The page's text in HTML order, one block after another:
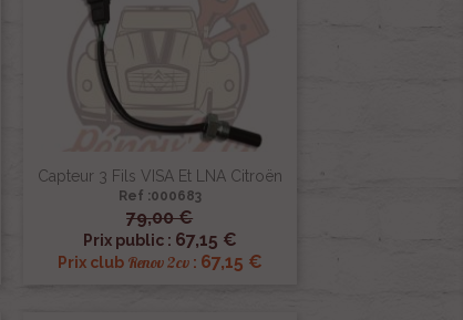
Capteur 3 Fils VISA Et LNA Citroën
Ref :000683
79,00 €
Prix public : 67,15 €
Prix club Renov 2cv: 67,15 €
 Aperçu rapide